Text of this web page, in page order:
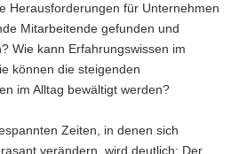
Herausforderungen für Unternehmen
Mitarbeitende gefunden und
Wie kann Erfahrungswissen im
können die steigenden
im Alltag bewältigt werden?
Zeiten, in denen sich
verändern, wird deutlich: Der